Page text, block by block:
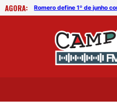
AGORA:
Romero define 1º de junho como novo prazo para retorno das aulas